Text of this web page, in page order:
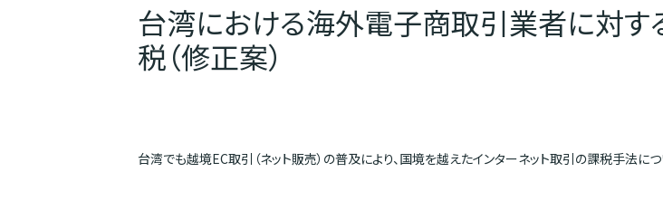
台湾における海外電子商取引業者に対す
税（修正案）
台湾でも越境EC取引（ネット販売）の普及により、国境を越えたインターネット取引の課税手法に